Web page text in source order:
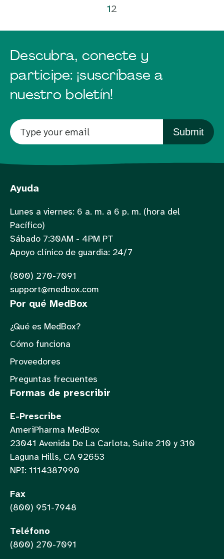
12
Descubra, conecte y
participe: ¡suscríbase a
nuestro boletín!
Submit
Ayuda
Lunes a viernes: 6 a. m. a 6 p. m. (hora del
Pacífico)
Sábado 7:30AM - 4PM PT
Apoyo clínico de guardia: 24/7
(800) 270-7091
support@medbox.com
Por qué MedBox
¿Qué es MedBox?
Cómo funciona
Proveedores
Preguntas frecuentes
Formas de prescribir
E-Prescribe
AmeriPharma MedBox
23041 Avenida De La Carlota, Suite 210 y 310
Laguna Hills, CA 92653
NPI: 1114387990
Fax
(800) 951-7948
Teléfono
(800) 270-7091